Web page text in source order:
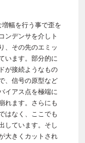
幅を行う事で歪を
ンデンサを介しト
、その先のエミッ
います。部分的に
が接続ようなもの
、信号の原型など
イアス点を極端に
れます。さらにも
はなく、ここでも
しています。そし
大きくカットされ